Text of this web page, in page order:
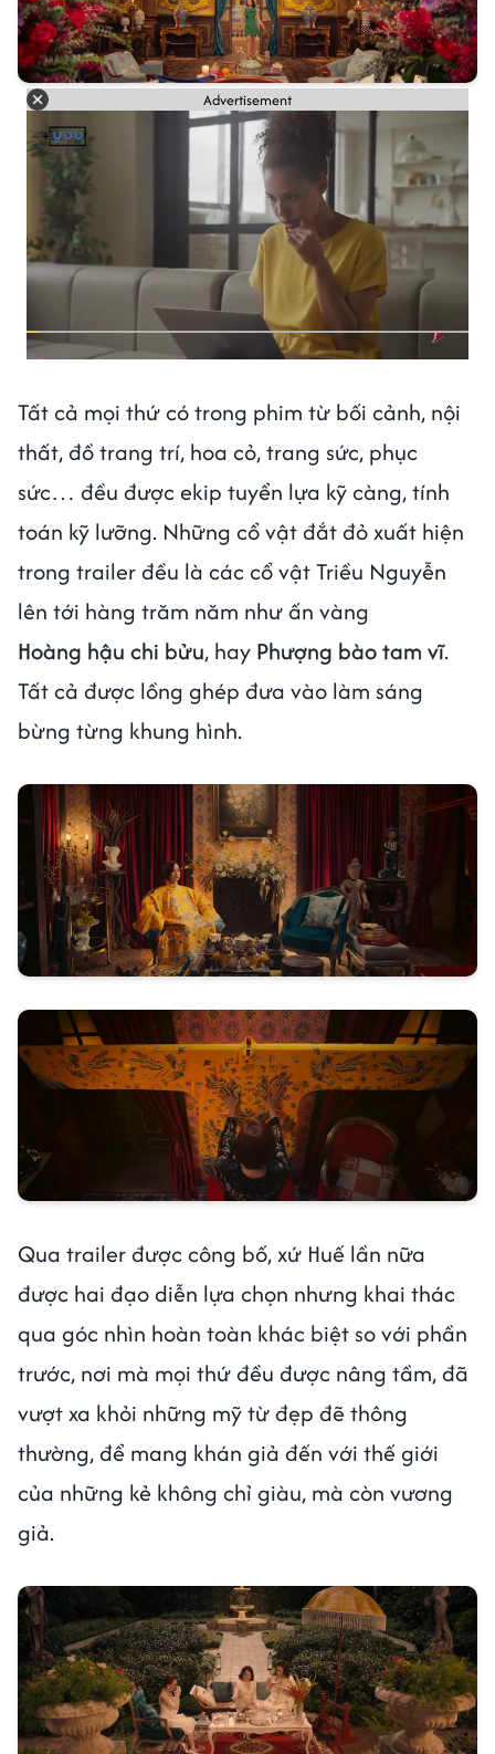
Advertisement
Tất cả mọi thứ có trong phim từ bối cảnh, nội
thất, đồ trang trí, hoa cỏ, trang sức, phục
sức… đều được ekip tuyển lựa kỹ càng, tính
toán kỹ lưỡng. Những cổ vật đắt đỏ xuất hiện
trong trailer đều là các cổ vật Triều Nguyễn
lên tới hàng trăm năm như ấn vàng
Hoàng hậu chi bửu, hay Phượng bào tam vĩ.
Tất cả được lồng ghép đưa vào làm sáng
bừng từng khung hình.
Qua trailer được công bố, xứ Huế lần nữa
được hai đạo diễn lựa chọn nhưng khai thác
qua góc nhìn hoàn toàn khác biệt so với phần
trước, nơi mà mọi thứ đều được nâng tầm, đã
vượt xa khỏi những mỹ từ đẹp đẽ thông
thường, để mang khán giả đến với thế giới
của những kẻ không chỉ giàu, mà còn vương
giả.